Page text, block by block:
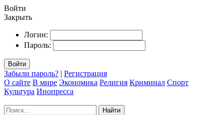
Войти
Закрыть
Логин:
Пароль:
Войти
Забыли пароль? | Регистрация
О сайте В мире Экономика Религия Криминал Спорт
Культура Инопресса
Найти